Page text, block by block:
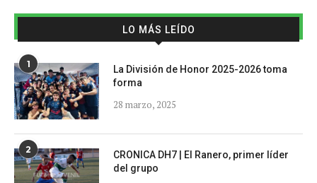
LO MÁS LEÍDO
1
La División de Honor 2025-2026 toma
forma
28 marzo, 2025
2
CRONICA DH7 | El Ranero, primer líder
del grupo